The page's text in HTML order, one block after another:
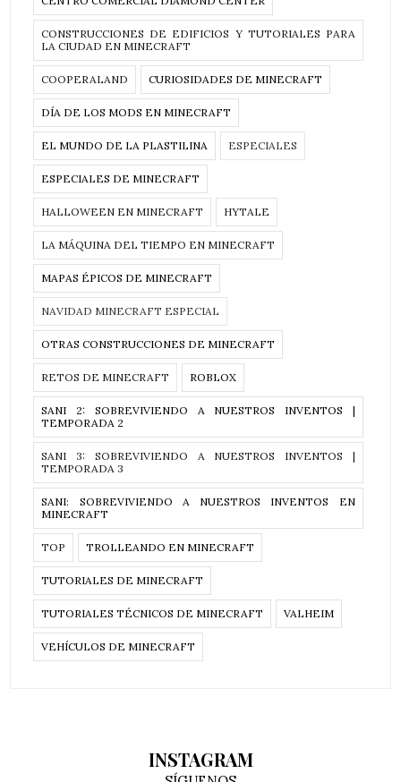
CONSTRUCCIONES DE EDIFICIOS Y TUTORIALES PARA
LA CIUDAD EN MINECRAFT
COOPERALAND CURIOSIDADES DE MINECRAFT
DÍA DE LOS MODS EN MINECRAFT
EL MUNDO DE LA PLASTILINA ESPECIALES
ESPECIALES DE MINECRAFT
HALLOWEEN EN MINECRAFT HYTALE
LA MÁQUINA DEL TIEMPO EN MINECRAFT
MAPAS ÉPICOS DE MINECRAFT
NAVIDAD MINECRAFT ESPECIAL
OTRAS CONSTRUCCIONES DE MINECRAFT
RETOS DE MINECRAFT ROBLOX
SANI 2: SOBREVIVIENDO A NUESTROS INVENTOS |
TEMPORADA 2
SANI 3: SOBREVIVIENDO A NUESTROS INVENTOS |
TEMPORADA 3
SANI: SOBREVIVIENDO A NUESTROS INVENTOS EN
MINECRAFT
TOP TROLLEANDO EN MINECRAFT
TUTORIALES DE MINECRAFT
TUTORIALES TÉCNICOS DE MINECRAFT VALHEIM
VEHÍCULOS DE MINECRAFT
INSTAGRAM